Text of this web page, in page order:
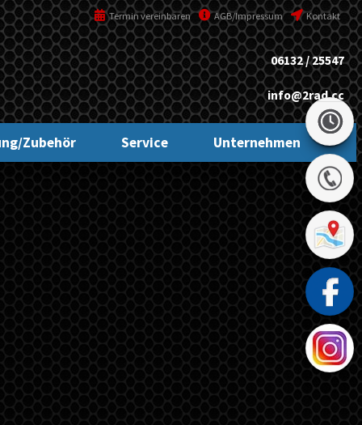
Kontakt
AGB/Impressum
Termin vereinbaren
06132 / 25547
info@2rad.cc
Zubehör Service Unternehmen